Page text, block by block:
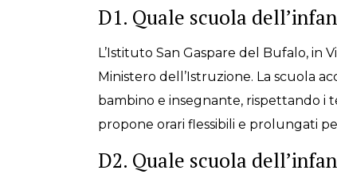
D1. Quale scuola
L’Istituto San Gaspare del Bufalo, in
Ministero dell’Istruzione. La scuola
bambino e insegnante, rispettando i
propone orari flessibili e prolungati
D2. Quale scuola